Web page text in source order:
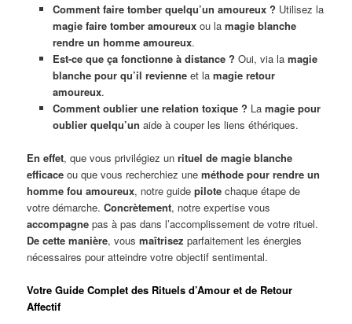
Comment faire tomber quelqu’un amoureux ? Utilisez la
magie faire tomber amoureuxou la magie blanche
rendre un homme amoureux.
Est-ce que ça fonctionne à distance ? Oui, via la magie
blanche pour qu’il revienneet la magie retour
amoureux.
Comment oublier une relation toxique ? La magie pour
oublier quelqu’un aide à couper les liens éthériques.
En effet, que vous privilégiez unrituel de magie blanche
efficace ou que vous recherchiez uneméthode pour rendre un
homme fou amoureux, notre guidepilote chaque étape de
votre démarche.Concrètement, notre expertise vous
accompagne pas à pas dans l’accomplissement de votre rituel.
De cette manière, vousmaîtrisez parfaitement les énergies
nécessaires pour atteindre votre objectif sentimental.
Votre Guide Complet des Rituels d’Amour et de Retour
Affectif